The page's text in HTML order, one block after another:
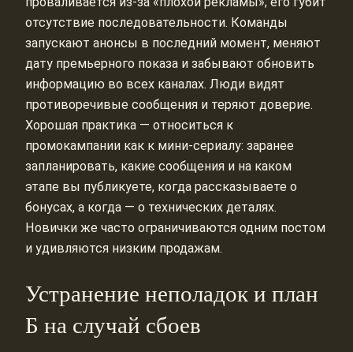
отсутствие последовательности. Команды
запускают анонсы в последний момент, меняют
дату премьерного показа и забывают обновить
информацию во всех каналах. Люди видят
противоречивые сообщения и теряют доверие.
Хорошая практика — относиться к
промокампании как к мини‑сериалу: заранее
запланировать, какие сообщения и на каком
этапе вы публикуете, когда рассказываете о
бонусах, а когда — о технических деталях.
Новички же часто ограничиваются одним постом
и удивляются низким продажам.
Устранение неполадок и план
Б на случай сбоев